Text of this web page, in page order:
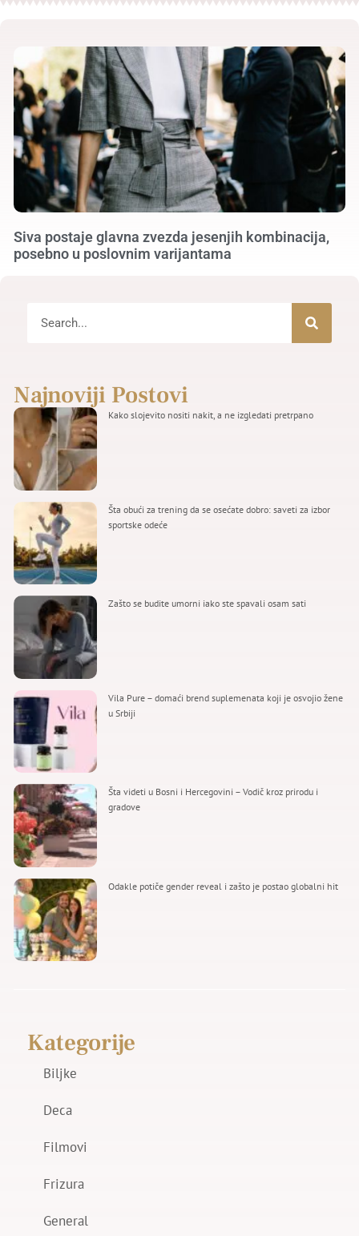
Siva postaje glavna zvezda jesenjih kombinacija,
posebno u poslovnim varijantama
Najnoviji Postovi
Kako slojevito nositi nakit, a ne izgledati pretrpano
Šta obući za trening da se osećate dobro: saveti za izbor
sportske odeće
Zašto se budite umorni iako ste spavali osam sati
Vila Pure – domaći brend suplemenata koji je osvojio žene
u Srbiji
Šta videti u Bosni i Hercegovini – Vodič kroz prirodu i
gradove
Odakle potiče gender reveal i zašto je postao globalni hit
Kategorije
Biljke
Deca
Filmovi
Frizura
General